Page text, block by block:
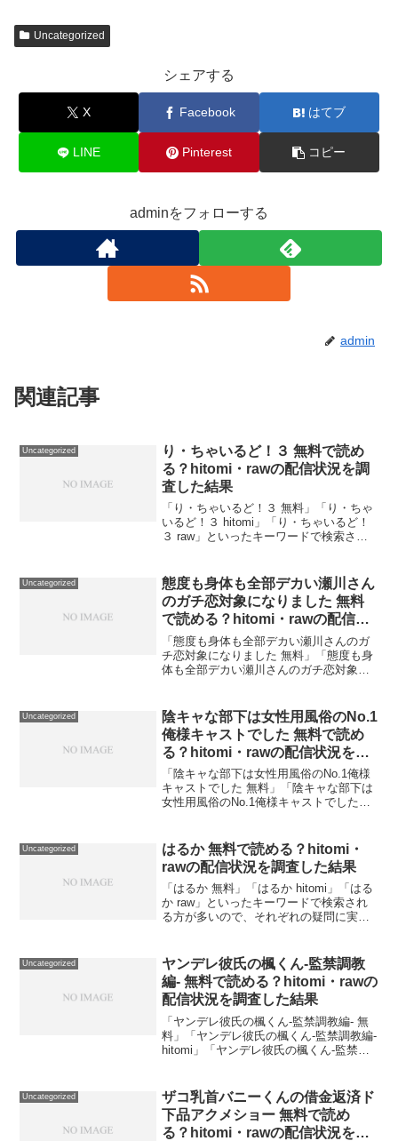
Uncategorized
シェアする
X Facebook はてブ
LINE Pinterest コピー
adminをフォローする
admin
関連記事
Uncategorized
り・ちゃいるど！３ 無料で読め
る？hitomi・rawの配信状況を調
査した結果
「り・ちゃいるど！３ 無料」「り・ちゃ
いるど！３ hitomi」「り・ちゃいるど！
３ raw」といったキーワードで検索され
『り・ちゃいるど！３』を無料で読める
のはDLs...
Uncategorized
態度も身体も全部デカい瀬川さん
のガチ恋対象になりました 無料
で読める？hitomi・rawの配信状
況を調査した結果
「態度も身体も全部デカい瀬川さんのガ
チ恋対象になりました 無料」「態度も身
体も全部デカい瀬川さんのガチ恋対象に
た raw」といったキーワードで検索され
る方が多い...
Uncategorized
陰キャな部下は女性用風俗のNo.1
俺様キャストでした 無料で読め
る？hitomi・rawの配信状況を調
査した結果
「陰キャな部下は女性用風俗のNo.1俺様
キャストでした 無料」「陰キャな部下は
女性用風俗のNo.1俺様キャストでした
キーワードで検索される方が多いの
で、...
Uncategorized
はるか 無料で読める？hitomi・
rawの配信状況を調査した結果
「はるか 無料」「はるか hitomi」「はる
か raw」といったキーワードで検索され
る方が多いので、それぞれの疑問に実際
試し読みのみです。hitomiやrawで...
Uncategorized
ヤンデレ彼氏の楓くん-監禁調教
編- 無料で読める？hitomi・rawの
配信状況を調査した結果
「ヤンデレ彼氏の楓くん-監禁調教編- 無
料」「ヤンデレ彼氏の楓くん-監禁調教編-
hitomi」「ヤンデレ彼氏の楓くん-監禁調
際に調査した結果でお答えします。結
論...
Uncategorized
ザコ乳首バニーくんの借金返済ド
下品アクメショー 無料で読め
る？hitomi・rawの配信状況を調